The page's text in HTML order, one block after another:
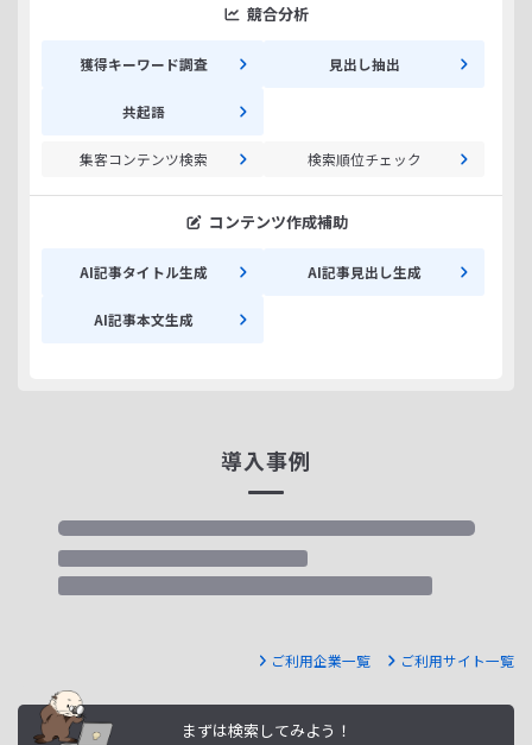
競合分析
獲得キーワード調査 見出し抽出
共起語
集客コンテンツ検索 検索順位チェック
コンテンツ作成補助
AI記事タイトル生成 AI記事見出し生成
AI記事本文生成
導入事例
ご利用企業一覧 ご利用サイト一覧
まずは検索してみよう！